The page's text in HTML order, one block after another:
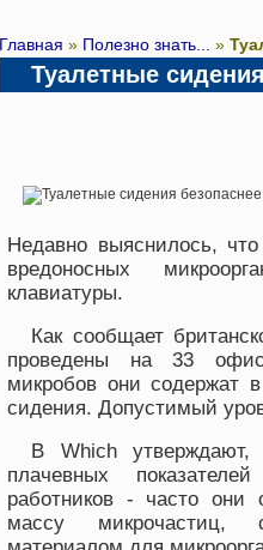
Главная » Полезно знать... »
Туалетные
Недавно выяснилось,
вредоносных
клавиатуры.
Как сообщает
проведены на 33
микробов они содержат
сидения. Допустимый
В Which
плачевных
работников - часто они
массу микрочастиц,